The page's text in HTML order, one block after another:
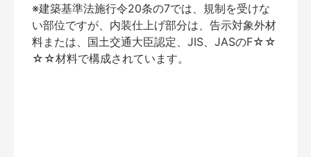
※建築基準法施行令20条の7では、規制を受けな
い部位ですが、内装仕上げ部分は、告示対象外材
料または、国土交通大臣認定、JIS、JASのF☆☆
☆☆材料で構成されています。